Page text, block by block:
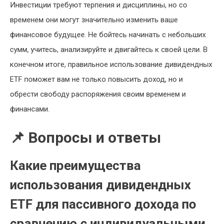
Инвестиции требуют терпения и дисциплины, но со
временем они могут значительно изменить ваше
финансовое будущее. Не бойтесь начинать с небольших
сумм, учитесь, анализируйте и двигайтесь к своей цели. В
конечном итоге, правильное использование дивидендных
ETF поможет вам не только повысить доход, но и
обрести свободу распоряжения своим временем и
финансами.
📌 Вопросы и ответы
Какие преимущества
использования дивидендных
ETF для пассивного дохода по